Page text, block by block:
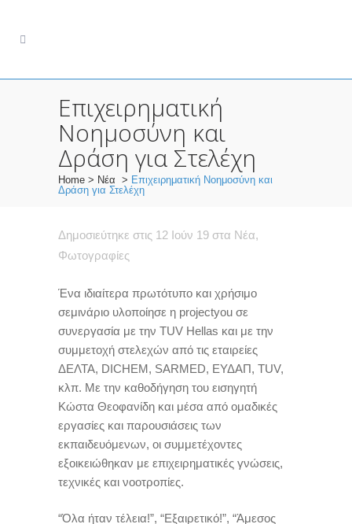
Επιχειρηματική
Νοημοσύνη και
Δράση για Στελέχη
Home > Νέα > Επιχειρηματική Νοημοσύνη και
Δράση για Στελέχη
Δημοσιεύτηκε στις 12 Ιούν 19 στα Νέα,
Φωτογραφίες
Ένα ιδιαίτερα πρωτότυπο και χρήσιμο
σεμινάριο υλoποίησε η projectyou σε
συνεργασία με την ΤUV Hellas και με την
συμμετοχή στελεχών από τις εταιρείες
ΔΕΛΤΑ, DICHEM, SARMED, EΥΔΑΠ, TUV,
κλπ. Με την καθοδήγηση του εισηγητή
Κώστα Θεοφανίδη και μέσα από ομαδικές
εργασίες και παρουσιάσεις των
εκπαιδευόμενων, οι συμμετέχοντες
εξοικειώθηκαν με επιχειρηματικές γνώσεις,
τεχνικές και νοοτροπίες.
“Όλα ήταν τέλεια!”, “Εξαιρετικό!”, “Άμεσος